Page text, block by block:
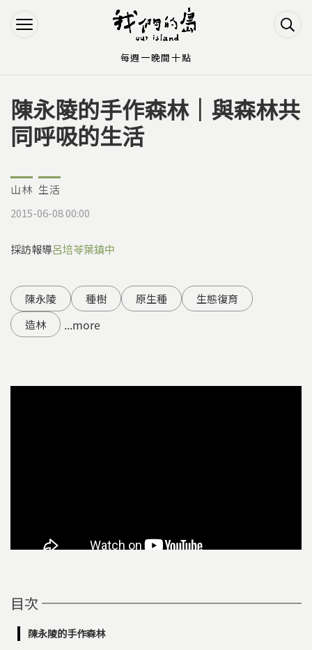
Jump to Navigation
Jump to Main content
您在這裡
陳永陵的手作森林｜與森林共
同呼吸的生活
山林 生活
2015-06-08 00:00
採訪報導呂培苓葉鎮中
陳永陵 種樹 原生種
生態復育
造林
...more
目次
陳永陵的手作森林
每週一晚間十點